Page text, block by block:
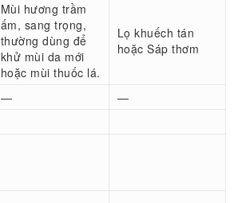
Mùi hương trầm
ấm, sang trọng,
thường dùng để
khử mùi da mới
hoặc mùi thuốc lá.
Lọ khuếch tán
hoặc Sáp thơm
—
—